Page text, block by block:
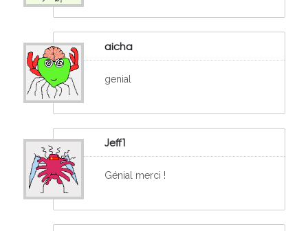
aicha
genial
Jeff1
Génial merci !